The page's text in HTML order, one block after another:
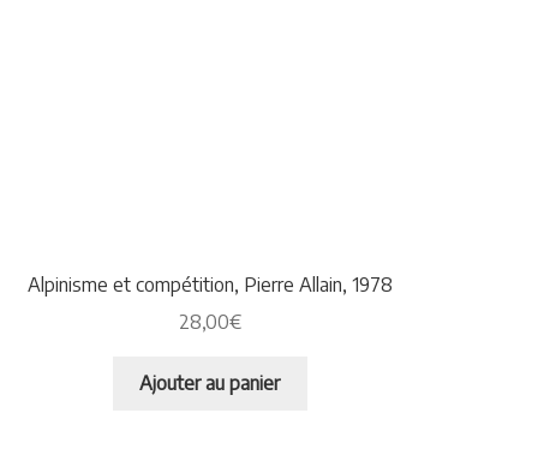
Alpinisme et compétition, Pierre Allain, 1978
28,00€
Ajouter au panier